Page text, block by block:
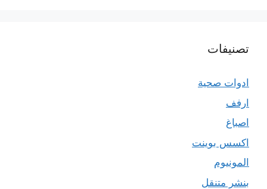
تصنيفات
ادوات صحية
ارفف
اصباغ
اكسس بوينت
المونيوم
بنشر متنقل